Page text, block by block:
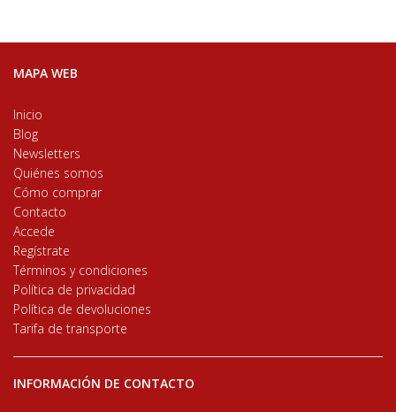
MAPA WEB
Inicio
Blog
Newsletters
Quiénes somos
Cómo comprar
Contacto
Accede
Regístrate
Términos y condiciones
Política de privacidad
Política de devoluciones
Tarifa de transporte
INFORMACIÓN DE CONTACTO